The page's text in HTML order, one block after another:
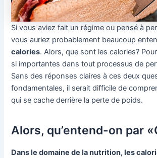
Si vous aviez fait un régime ou pensé à
vous auriez probablement beaucoup
calories. Alors, que sont les calories?
si importantes dans tout processus de
Sans des réponses claires à ces deux
fondamentales, il serait difficile de
qui se cache derrière la perte de poids.
Alors, qu’entend-on par
Dans le domaine de la nutrition, les